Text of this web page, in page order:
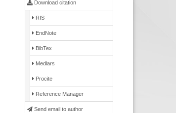
Download citation
RIS
EndNote
BibTex
Medlars
Procite
Reference Manager
Send email to author